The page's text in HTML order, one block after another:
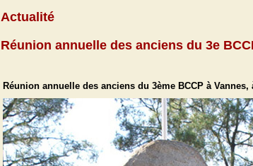
Actualité
Réunion annuelle des anciens du 3e
Réunion annuelle des anciens du 3ème BCCP à